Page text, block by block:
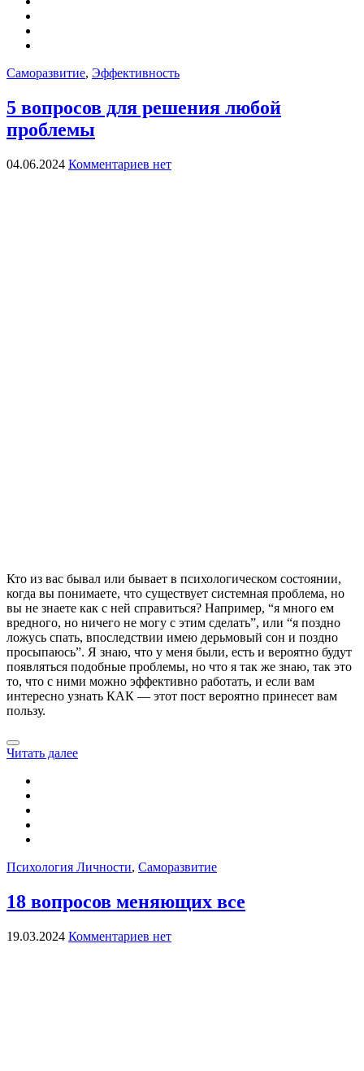
Саморазвитие, Эффективность
5 вопросов для решения любой
проблемы
04.06.2024 Комментариев нет
Кто из вас бывал или бывает в психологическом состоянии,
когда вы понимаете, что существует системная проблема, но
вы не знаете как с ней справиться? Например, “я много ем
вредного, но ничего не могу с этим сделать”, или “я поздно
ложусь спать, впоследствии имею дерьмовый сон и поздно
просыпаюсь”. Я знаю, что у меня были, есть и вероятно будут
появляться подобные проблемы, но что я так же знаю, так это
то, что с ними можно эффективно работать, и если вам
интересно узнать КАК — этот пост вероятно принесет вам
пользу.
Читать далее
Психология Личности, Саморазвитие
18 вопросов меняющих все
19.03.2024 Комментариев нет